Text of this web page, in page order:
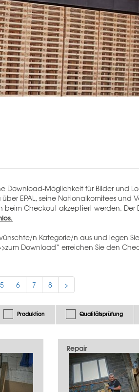
Download-Möglichkeit für Bilder und
EPAL, seine Nationalkomitees
beim Checkout akzeptiert werden.
n Kategorie/n aus und legen
Download“ erreichen Sie den
5 6 7 8 >
Produktion Qualitätsprüfung
Repair